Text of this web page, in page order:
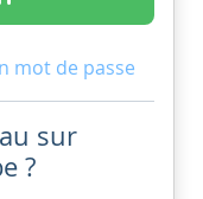
mot de passe
sur
?